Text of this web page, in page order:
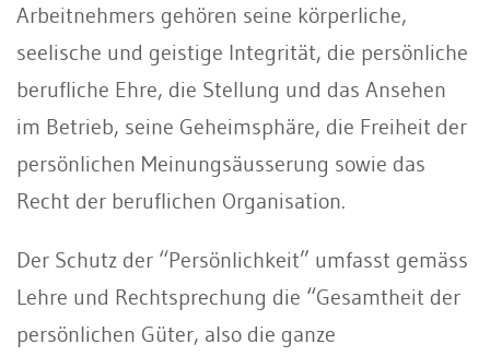
Arbeitnehmers gehören seine körperliche,
seelische und geistige Integrität, die persönliche
berufliche Ehre, die Stellung und das Ansehen
im Betrieb, seine Geheimsphäre, die Freiheit der
persönlichen Meinungsäusserung sowie das
Recht der beruflichen Organisation.
Der Schutz der “Persönlichkeit” umfasst gemäss
Lehre und Rechtsprechung die “Gesamtheit der
persönlichen Güter, also die ganze